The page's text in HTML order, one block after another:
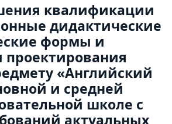
квалификации
дидактические
формы и
проектирования
«Английский
и средней
школе с
актуальных